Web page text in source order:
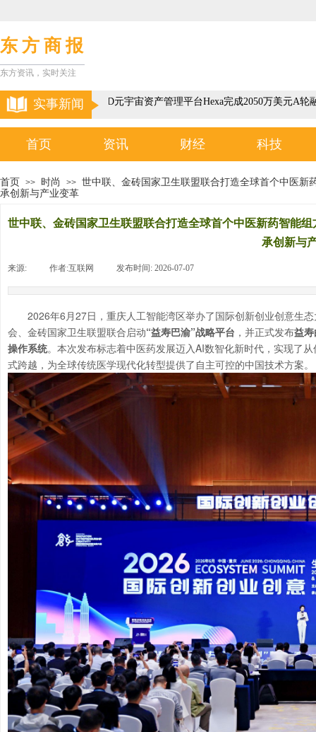
以色列3D元宇宙资产管理平台Hexa完成2050万美元A轮融
东 方 商 报
实事新闻
东方资讯，实时关注
首页 资讯 财经 科技
首页 >> 时尚 >> 世中联、金砖国家卫生联盟联合打造全球首个中医
承创新与产业变革
世中联、金砖国家卫生联盟联合打造全球首个中医新药智能
承创新与
来源: 作者:互联网 发布时间: 2026-07-07
2026年6月27日，重庆人工智能湾区举办了国际创新创业创意生
会、金砖国家卫生联盟联合启动“益寿巴渝”战略平台 ，并正式发布益
操作系统。本次发布标志着中医药发展迈入AI数智化新时代，实现了
式跨越，为全球传统医学现代化转型提供了自主可控的中国技术方案。